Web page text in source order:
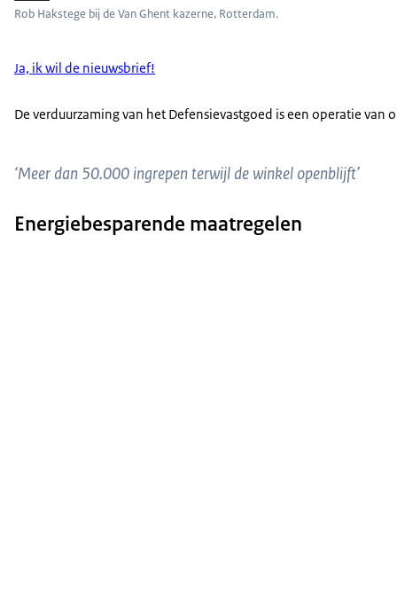
Rob Hakstege bij de Van Ghent kazerne, Rotterdam.
Ja, ik wil de nieuwsbrief!
De verduurzaming van het Defensievastgoed is een operatie
‘Meer dan 50.000 ingrepen terwijl de winkel openblijft’
Energiebesparende maatregelen